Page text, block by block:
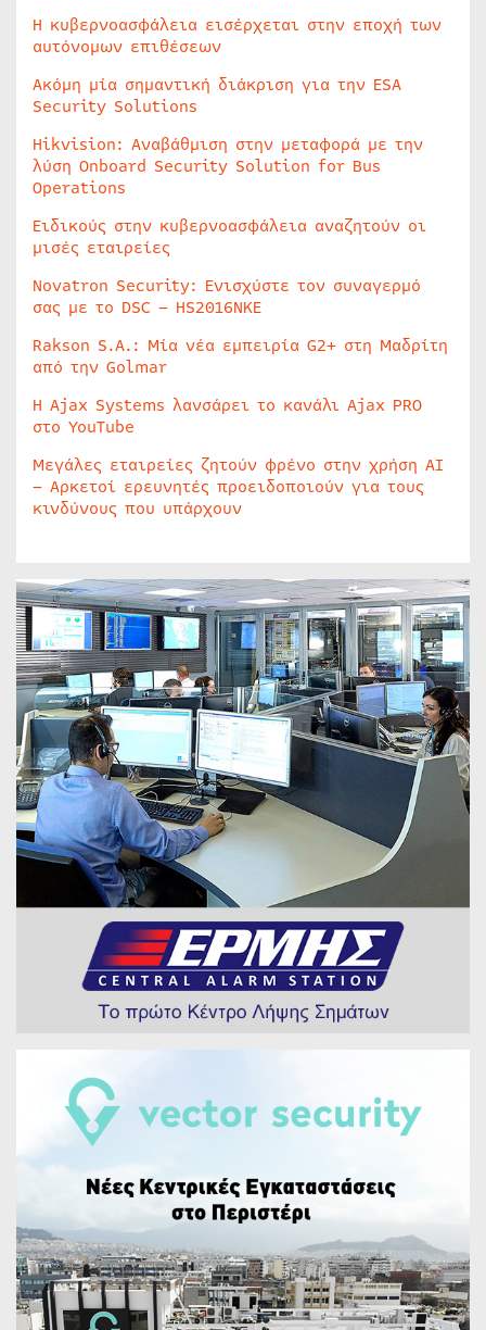
Η κυβερνοασφάλεια εισέρχεται στην εποχή των
αυτόνομων επιθέσεων
Ακόμη μία σημαντική διάκριση για την ESA
Security Solutions
Hikvision: Αναβάθμιση στην μεταφορά με την
λύση Onboard Security Solution for Bus
Operations
Ειδικούς στην κυβερνοασφάλεια αναζητούν οι
μισές εταιρείες
Novatron Security: Ενισχύστε τον συναγερμό
σας με το DSC – HS2016NKE
Rakson S.A.: Μία νέα εμπειρία G2+ στη Μαδρίτη
από την Golmar
Η Ajax Systems λανσάρει το κανάλι Ajax PRO
στο YouTube
Μεγάλες εταιρείες ζητούν φρένο στην χρήση AI
– Αρκετοί ερευνητές προειδοποιούν για τους
κινδύνους που υπάρχουν